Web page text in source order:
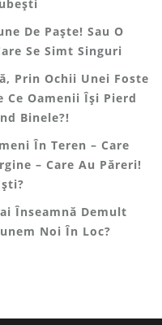
De Paște! Sau O
Se Simt Singuri
Prin Ochii Unei Foste
Ce Oamenii Își Pierd
Binele?!
În Teren – Care
– Care Au Păreri!
Înseamnă Demult
Noi În Loc?